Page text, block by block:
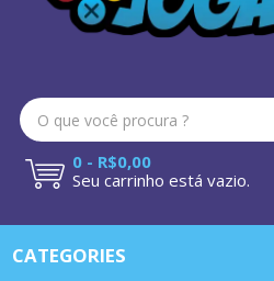
0 - R$0,00
Seu carrinho está vazio.
CATEGORIES